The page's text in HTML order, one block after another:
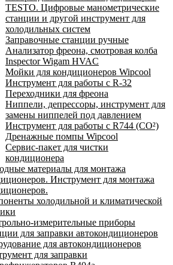
TESTO. Цифровые манометрические
станции и другой инструмент для
холодильных систем
Заправочные станции ручные
Анализатор фреона, смотровая колба
Inspector Wigam HVAC
Мойки для кондиционеров Wipcool
Инструмент для работы с R-32
Переходники для фреона
Ниппели, депрессоры, инструмент для
замены ниппелей под давлением
Инструмент для работы с R744 (CO²)
Дренажные помпы Wipcool
Сервис-пакет для чистки
кондиционера
материалы для монтажа
Инструмент для монтажа
холодильной и климатической
измерительные приборы
для заправки автокондиционеров
для автокондиционеров
для заправки